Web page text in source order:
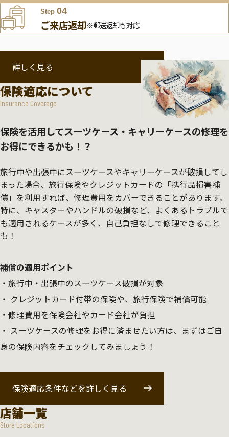
Step 04
ご来店返却※郵送返却も対応
詳しく見る
保険適応について
Insurance Coverage
保険を活用してスーツケース・キャリーケースの修理を
お得にできるかも！？
旅行中や出張中にスーツケースやキャリーケースが破損してし
まった場合、旅行保険やクレジットカードの「携行品損害補
償」を利用すれば、修理費用をカバーできることがあります。
特に、キャスターやハンドルの破損など、よくあるトラブルで
も適用されるケースが多く、自己負担なしで修理できること
も！
補償の適用ポイント
旅行中・出張中のスーツケース破損が対象
クレジットカード付帯の保険や、旅行保険で補償可能
修理費用を保険会社やカード会社が負担
スーツケースの修理をお得に済ませたい方は、まずはご自
身の保険内容をチェックしてみましょう！
保険適応条件などを詳しく見る
店舗一覧
Store Locations